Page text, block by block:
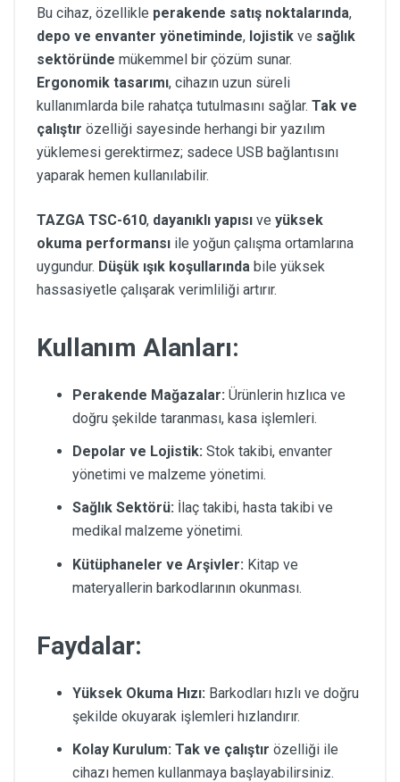
Bu cihaz, özellikle perakende satış noktalarında,
depo ve envanter yönetiminde, lojistik ve sağlık
sektöründe mükemmel bir çözüm sunar.
Ergonomik tasarımı, cihazın uzun süreli
kullanımlarda bile rahatça tutulmasını sağlar. Tak ve
çalıştır özelliği sayesinde herhangi bir yazılım
yüklemesi gerektirmez; sadece USB bağlantısını
yaparak hemen kullanılabilir.
TAZGA TSC-610, dayanıklı yapısı ve yüksek
okuma performansı ile yoğun çalışma ortamlarına
uygundur. Düşük ışık koşullarında bile yüksek
hassasiyetle çalışarak verimliliği artırır.
Kullanım Alanları:
Perakende Mağazalar: Ürünlerin hızlıca ve
doğru şekilde taranması, kasa işlemleri.
Depolar ve Lojistik: Stok takibi, envanter
yönetimi ve malzeme yönetimi.
Sağlık Sektörü: İlaç takibi, hasta takibi ve
medikal malzeme yönetimi.
Kütüphaneler ve Arşivler: Kitap ve
materyallerin barkodlarının okunması.
Faydalar:
Yüksek Okuma Hızı: Barkodları hızlı ve doğru
şekilde okuyarak işlemleri hızlandırır.
Kolay Kurulum: Tak ve çalıştır özelliği ile
cihazı hemen kullanmaya başlayabilirsiniz.